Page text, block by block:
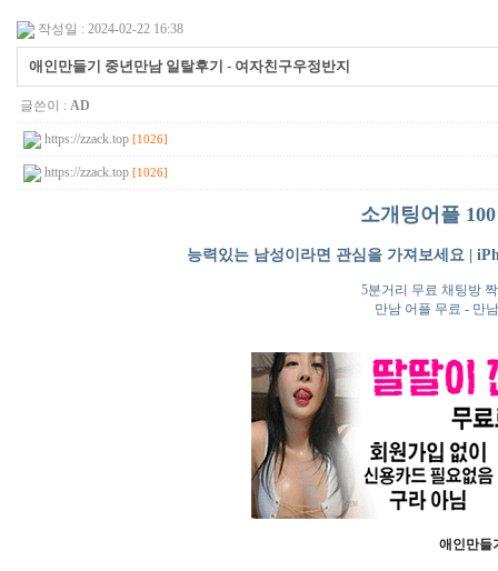
작성일 : 2024-02-22 16:38
애인만들기 중년만남 일탈후기 - 여­자­친­구­우­정­반­지
글쓴이 : AD
https://zzack.top [1026]
https://zzack.top [1026]
소개팅어플
능력있는 남성이라면 관심을 가져보세요 |
5분거리 무료 채팅방
만남 어플 무료 - 만
애인만들